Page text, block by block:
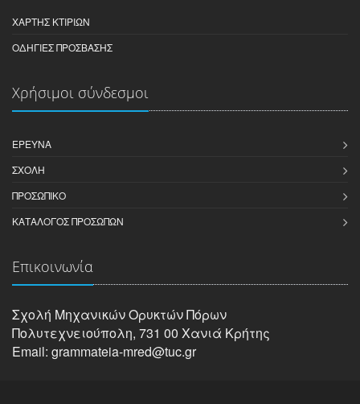
ΧΆΡΤΗΣ ΚΤΙΡΊΩΝ
ΟΔΗΓΊΕΣ ΠΡΌΣΒΑΣΗΣ
Χρήσιμοι σύνδεσμοι
ΈΡΕΥΝΑ
ΣΧΟΛΉ
ΠΡΟΣΩΠΙΚΌ
ΚΑΤΆΛΟΓΟΣ ΠΡΟΣΏΠΩΝ
Επικοινωνία
Σχολή Μηχανικών Oρυκτών Πόρων
Πολυτεχνειούπολη, 731 00 Χανιά Κρήτης
Email: grammateia-mred@tuc.gr